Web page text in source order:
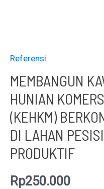
Referensi
MEMBANGUN
HUNIAN
(KEHKM)
DI LAHAN
PRODUKTIF
Rp250.000